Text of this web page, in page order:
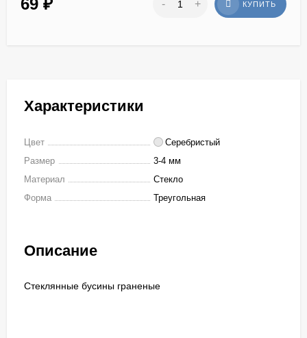
- + КУПИТЬ
Характеристики
Цвет
Серебристый
Размер
3-4 мм
Материал
Стекло
Форма
Треугольная
Описание
Стеклянные бусины граненые